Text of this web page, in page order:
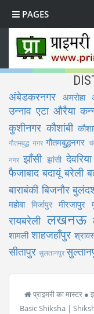
PAGES
अंबेडकरनगर अमरोहा
उन्नाव एटा औरैया
कुशीनगर कौशांबी
गौतमबुद्ध नगर गौतमबुद्धनगर
नगर झाँसी झांसी देवरिया
फैजाबाद बदायूं बरेली
बाराबंकी बिजनौर
महोबा मिर्जापुर मीरजापुर
रायबरेली लखनऊ
शामली शाहजहाँपुर
सीतापुर सुलतानपुर
प्राइमरी का
Basic Shiksha |